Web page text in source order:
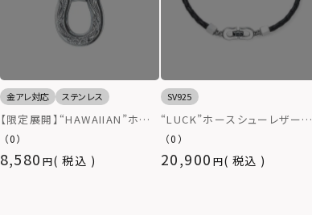
金アレ対応 ステンレス
【限定展開】“HAWAIIAN”ホー
スシューネックレス/サージカル
応）
8,580 税込
（0）
SV925
“LUCK”ホースシューレザーブ
レスレット/シルバー925＆レザ
20,900 税込
（0）